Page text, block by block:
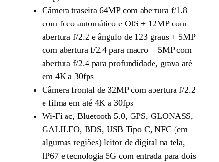
Câmera traseira 64MP com abertura f/1.8
com foco automático e OIS + 12MP com
abertura f/2.2 e ângulo de 123 graus + 5MP
com abertura f/2.4 para macro + 5MP com
abertura f/2.4 para profundidade, grava até
em 4K a 30fps
Câmera frontal de 32MP com abertura f/2.2
e filma em até 4K a 30fps
Wi-Fi ac, Bluetooth 5.0, GPS, GLONASS,
GALILEO, BDS, USB Tipo C, NFC (em
algumas regiões) leitor de digital na tela,
IP67 e tecnologia 5G com entrada para dois